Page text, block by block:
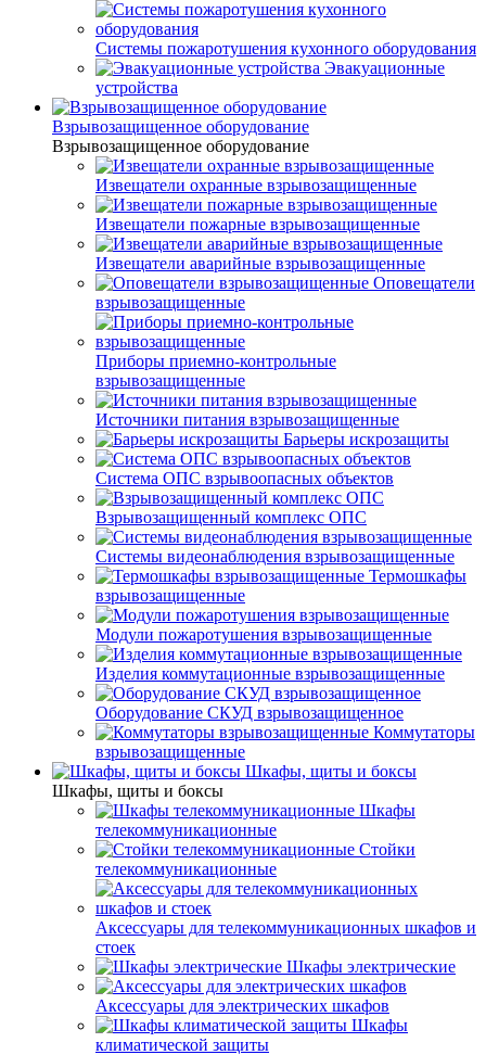
Системы пожаротушения кухонного оборудования
Эвакуационные
устройства
Взрывозащищенное оборудование
Взрывозащищенное оборудование
Извещатели охранные взрывозащищенные
Извещатели пожарные взрывозащищенные
Извещатели аварийные взрывозащищенные
Оповещатели
взрывозащищенные
Приборы приемно-контрольные
взрывозащищенные
Источники питания взрывозащищенные
Барьеры искрозащиты
Система ОПС взрывоопасных объектов
Взрывозащищенный комплекс ОПС
Системы видеонаблюдения взрывозащищенные
Термошкафы
взрывозащищенные
Модули пожаротушения взрывозащищенные
Изделия коммутационные взрывозащищенные
Оборудование СКУД взрывозащищенное
Коммутаторы
взрывозащищенные
Шкафы, щиты и боксы
Шкафы, щиты и боксы
Шкафы
телекоммуникационные
Стойки
телекоммуникационные
Аксессуары для телекоммуникационных шкафов и
стоек
Шкафы электрические
Аксессуары для электрических шкафов
Шкафы
климатической защиты